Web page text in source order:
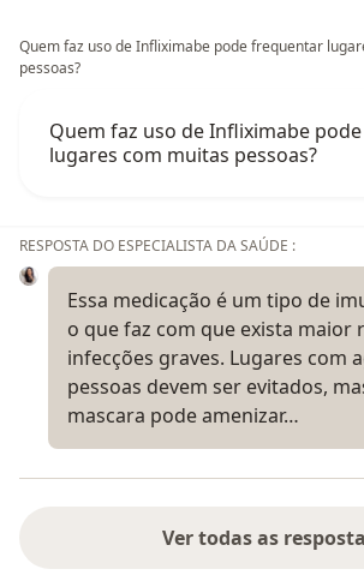
Quem faz uso de Infliximabe pode frequentar
pessoas?
Quem faz uso de Infliximabe
lugares com muitas pessoas?
RESPOSTA DO ESPECIALISTA DA SAÚDE :
Essa medicação é um tipo de
o que faz com que exista maior
infecções graves. Lugares com
pessoas devem ser evitados,
mascara pode amenizar…
Ver todas as